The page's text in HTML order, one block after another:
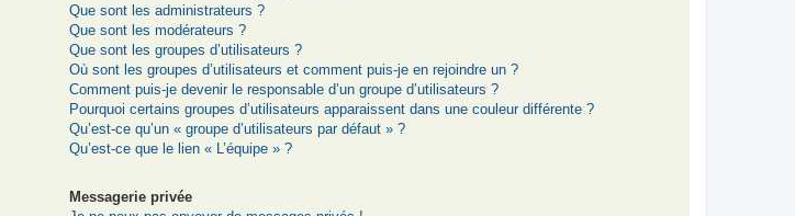
Que sont les administrateurs ?
Que sont les modérateurs ?
Que sont les groupes d’utilisateurs ?
Où sont les groupes d’utilisateurs et comment puis-je en rejoindre un ?
Comment puis-je devenir le responsable d’un groupe d’utilisateurs ?
Pourquoi certains groupes d’utilisateurs apparaissent dans une couleur différente ?
Qu’est-ce qu’un « groupe d’utilisateurs par défaut » ?
Qu’est-ce que le lien « L’équipe » ?
Messagerie privée